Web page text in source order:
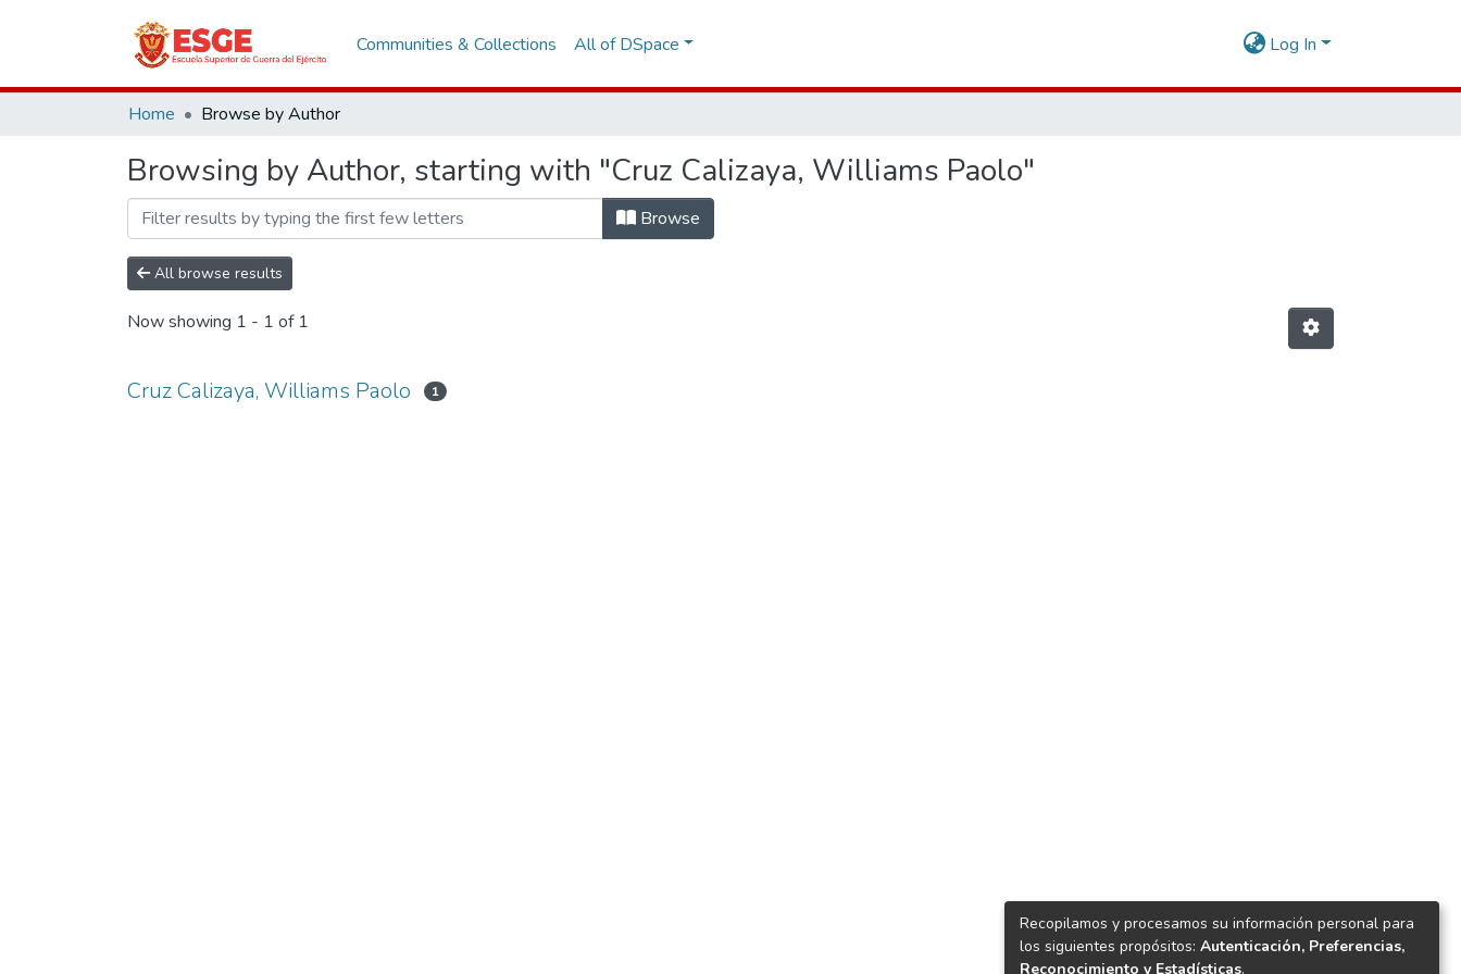
Communities & Collections All of DSpace Log In
Home Browse by Author
Browsing by Author, starting with "Cruz Calizaya, Williams Paolo"
Browse
All browse results
Now showing 1 - 1 of 1
Cruz Calizaya, Williams Paolo 1
Recopilamos y procesamos su información personal para
los siguientes propósitos: Autenticación, Preferencias,
Reconocimiento y Estadísticas.